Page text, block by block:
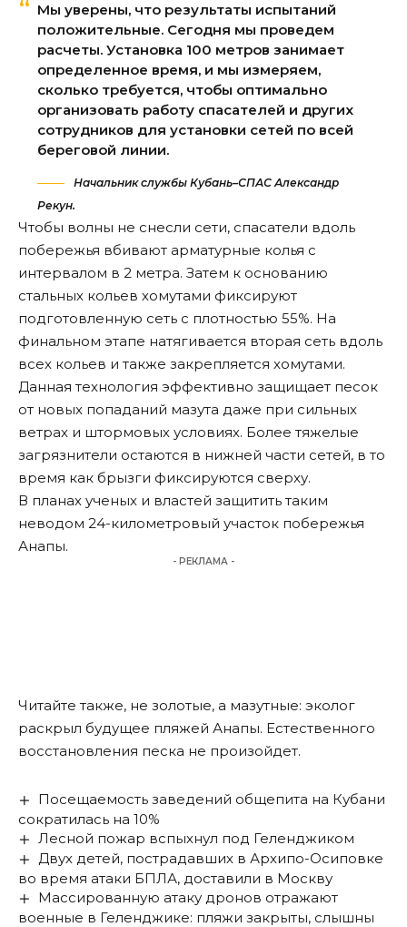
Мы уверены, что результаты испытаний
положительные. Сегодня мы проведем
расчеты. Установка 100 метров занимает
определенное время, и мы измеряем,
сколько требуется, чтобы оптимально
организовать работу спасателей и других
сотрудников для установки сетей по всей
береговой линии.
Начальник службы Кубань–СПАС Александр
Рекун.
Чтобы волны не снесли сети, спасатели вдоль
побережья вбивают арматурные колья с
интервалом в 2 метра. Затем к основанию
стальных кольев хомутами фиксируют
подготовленную сеть с плотностью 55%. На
финальном этапе натягивается вторая сеть вдоль
всех кольев и также закрепляется хомутами.
Данная технология эффективно защищает песок
от новых попаданий мазута даже при сильных
ветрах и штормовых условиях. Более тяжелые
загрязнители остаются в нижней части сетей, в то
время как брызги фиксируются сверху.
В планах ученых и властей защитить таким
неводом 24-километровый участок побережья
Анапы.
- РЕКЛАМА -
Читайте также, не золотые, а мазутные: эколог
раскрыл будущее пляжей Анапы. Естественного
восстановления песка не произойдет.
Посещаемость заведений общепита на Кубани
сократилась на 10%
Лесной пожар вспыхнул под Геленджиком
Двух детей, пострадавших в Архипо-Осиповке
во время атаки БПЛА, доставили в Москву
Массированную атаку дронов отражают
военные в Геленджике: пляжи закрыты, слышны